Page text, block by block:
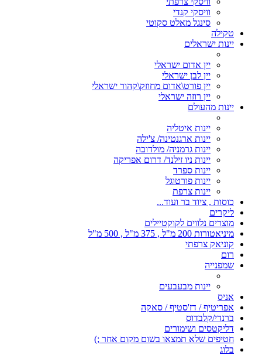
וויסקי קנדי
סינגל מאלט סקוטי
טקילה
יינות ישראלים
יין אדום ישראלי
יין לבן ישראלי
יין פורט\אדום מחוזק\קהור ישראלי
יין רוזה ישראלי
יינות מהעולם
יינות איטליה
יינות ארגנטינה/ צ'ילה
יינות גרמניה/ מולדובה
יינות ניו זילנד/ דרום אפריקה
יינות ספרד
יינות פורטוגל
יינות צרפת
כוסות , ציוד בר ועוד...
ליקרים
מוצרים נלווים לקוקטיילים
מיניאטורות 200 מ"ל , 375 מ"ל , 500 מ"ל
קוניאק צרפתי
רום
שמפנייה
יינות מבעבעים
אניס
אפריטיף / דז'סטיף / סאקה
ברנדי/קלבדוס
דליקטסים ושימורים
חטיפים שלא תמצאו בשום מקום אחר ;)
בלוג